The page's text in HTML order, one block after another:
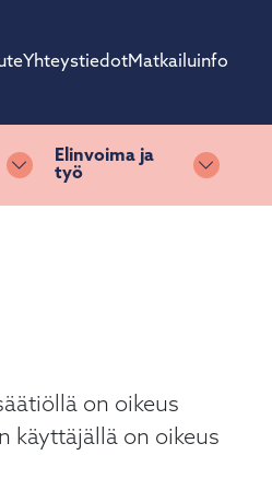
YhteystiedotMatkailuinfo
Vaihda alasvetovalikkoa
Elinvoima ja
työ
Vaihda
on oikeus
käyttäjällä on oikeus